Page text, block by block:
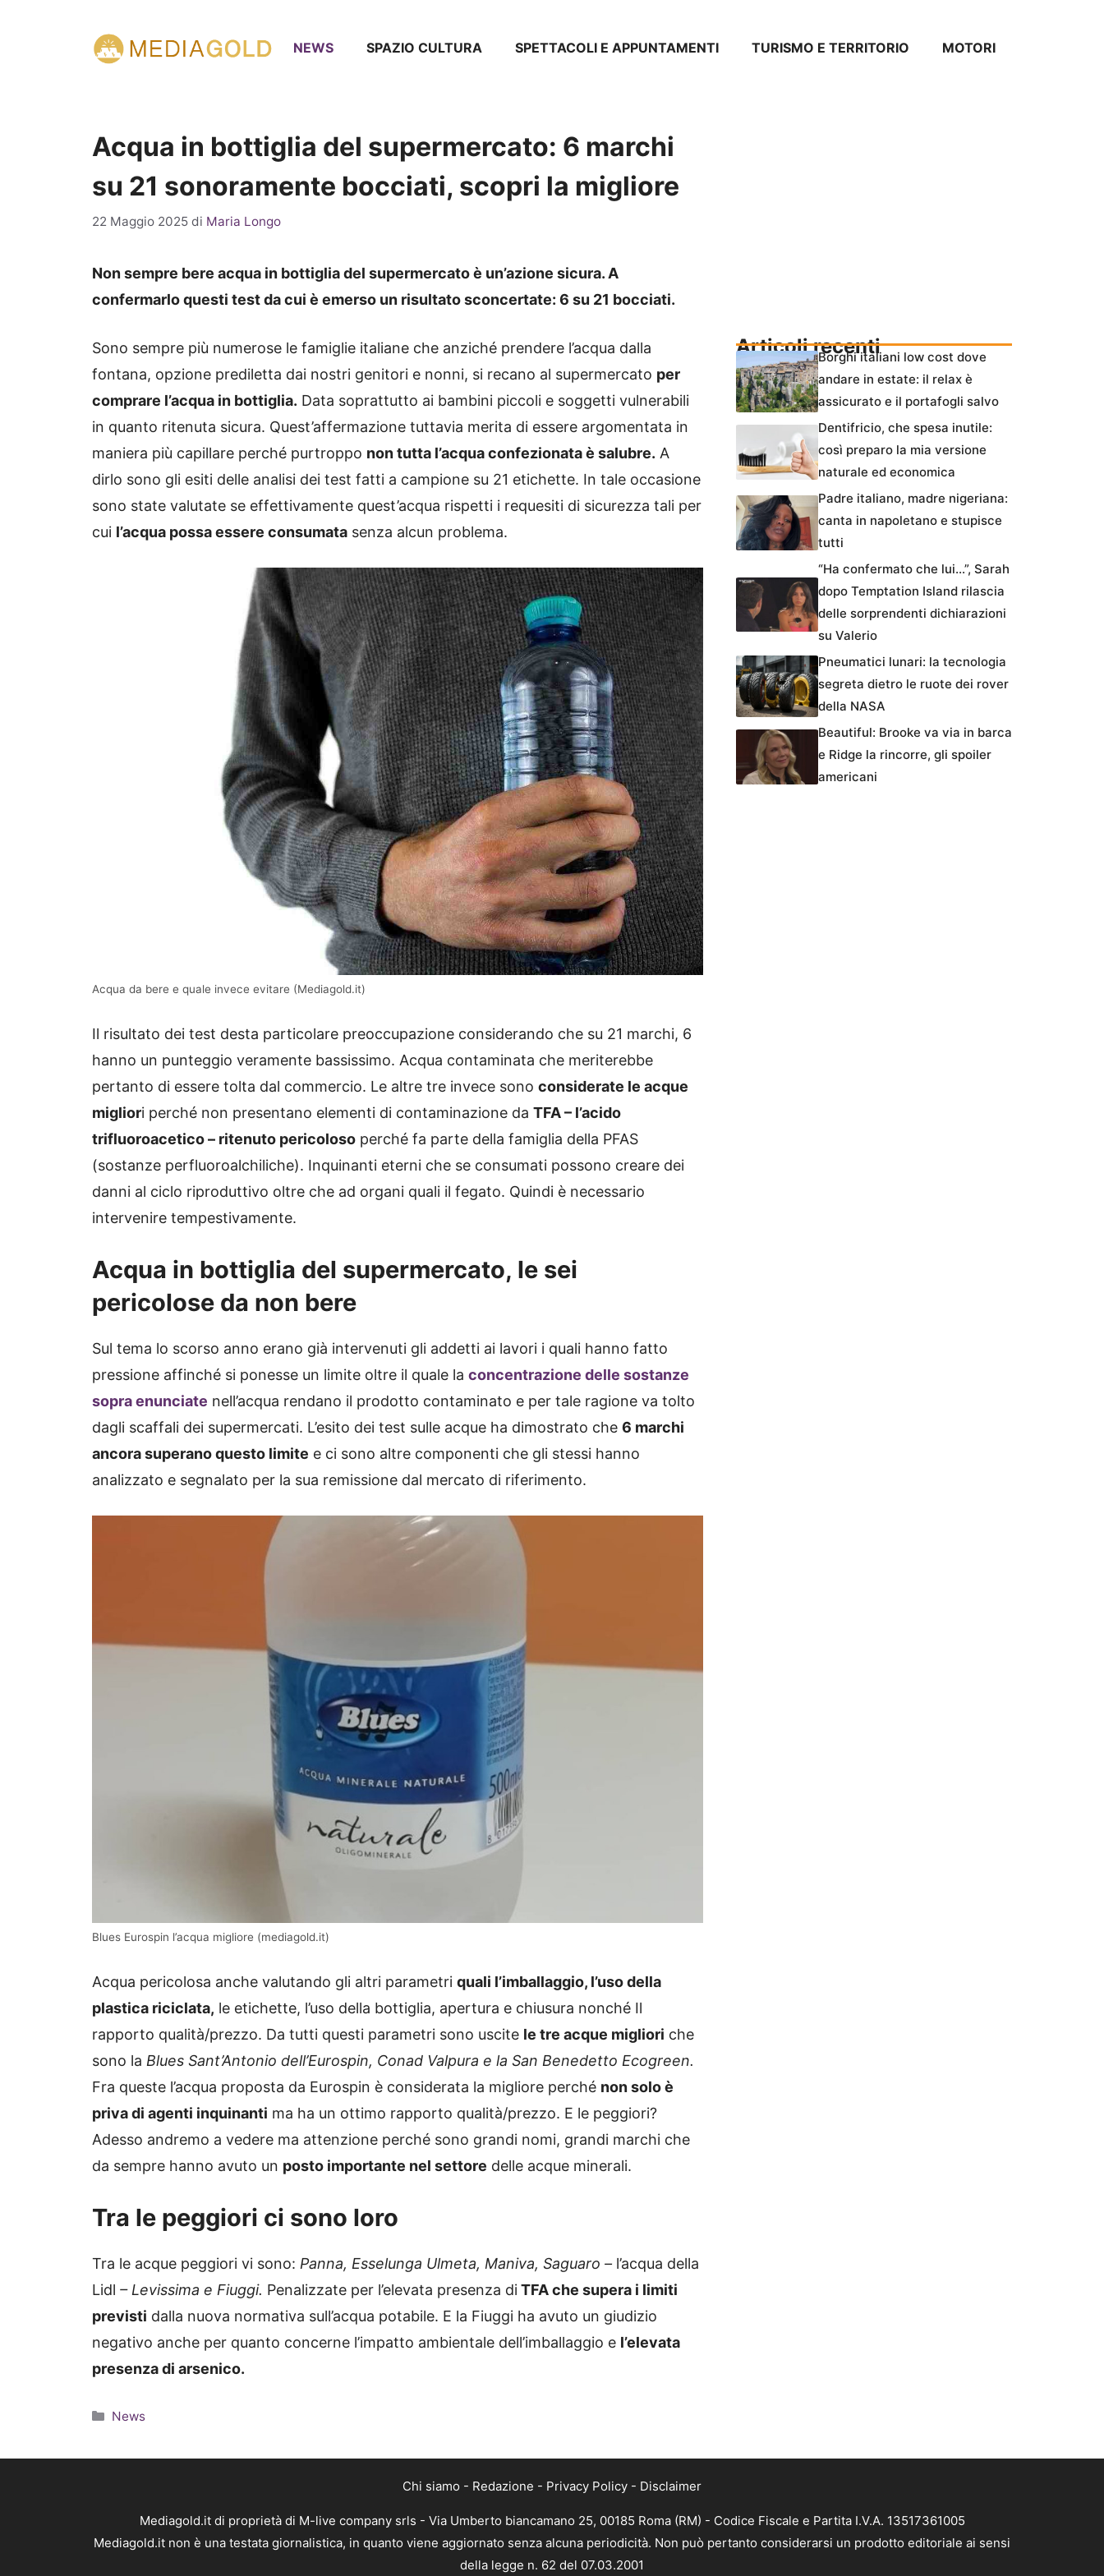
NEWS SPAZIO CULTURA SPETTACOLI E APPUNTAMENTI TURISMO E TERRITORIO MOTORI
Acqua in bottiglia del supermercato: 6 marchi
su 21 sonoramente bocciati, scopri la migliore
22 Maggio 2025 di Maria Longo
Non sempre bere acqua in bottiglia del supermercato è un’azione sicura. A
confermarlo questi test da cui è emerso un risultato sconcertate: 6 su 21 bocciati.
Sono sempre più numerose le famiglie italiane che anziché prendere l’acqua dalla
fontana, opzione prediletta dai nostri genitori e nonni, si recano al supermercato per
comprare l’acqua in bottiglia. Data soprattutto ai bambini piccoli e soggetti vulnerabili
in quanto ritenuta sicura. Quest’affermazione tuttavia merita di essere argomentata in
maniera più capillare perché purtroppo non tutta l’acqua confezionata è salubre. A
dirlo sono gli esiti delle analisi dei test fatti a campione su 21 etichette. In tale occasione
sono state valutate se effettivamente quest’acqua rispetti i requesiti di sicurezza tali per
cui l’acqua possa essere consumata senza alcun problema.
Acqua da bere e quale invece evitare (Mediagold.it)
Il risultato dei test desta particolare preoccupazione considerando che su 21 marchi, 6
hanno un punteggio veramente bassissimo. Acqua contaminata che meriterebbe
pertanto di essere tolta dal commercio. Le altre tre invece sono considerate le acque
migliori perché non presentano elementi di contaminazione da TFA – l’acido
trifluoroacetico – ritenuto pericoloso perché fa parte della famiglia della PFAS
(sostanze perfluoroalchiliche). Inquinanti eterni che se consumati possono creare dei
danni al ciclo riproduttivo oltre che ad organi quali il fegato. Quindi è necessario
intervenire tempestivamente.
Acqua in bottiglia del supermercato, le sei
pericolose da non bere
Sul tema lo scorso anno erano già intervenuti gli addetti ai lavori i quali hanno fatto
pressione affinché si ponesse un limite oltre il quale la concentrazione delle sostanze
sopra enunciate nell’acqua rendano il prodotto contaminato e per tale ragione va tolto
dagli scaffali dei supermercati. L’esito dei test sulle acque ha dimostrato che 6 marchi
ancora superano questo limite e ci sono altre componenti che gli stessi hanno
analizzato e segnalato per la sua remissione dal mercato di riferimento.
Blues Eurospin l’acqua migliore (mediagold.it)
Acqua pericolosa anche valutando gli altri parametri quali l’imballaggio, l’uso della
plastica riciclata, le etichette, l’uso della bottiglia, apertura e chiusura nonché Il
rapporto qualità/prezzo. Da tutti questi parametri sono uscite le tre acque migliori che
sono la Blues Sant’Antonio dell’Eurospin, Conad Valpura e la San Benedetto Ecogreen.
Fra queste l’acqua proposta da Eurospin è considerata la migliore perché non solo è
priva di agenti inquinanti ma ha un ottimo rapporto qualità/prezzo. E le peggiori?
Adesso andremo a vedere ma attenzione perché sono grandi nomi, grandi marchi che
da sempre hanno avuto un posto importante nel settore delle acque minerali.
Tra le peggiori ci sono loro
Tra le acque peggiori vi sono: Panna, Esselunga Ulmeta, Maniva, Saguaro – l’acqua della
Lidl – Levissima e Fiuggi. Penalizzate per l’elevata presenza diTFA che supera i limiti
previsti dalla nuova normativa sull’acqua potabile. E la Fiuggi ha avuto un giudizio
negativo anche per quanto concerne l’impatto ambientale dell’imballaggio e l’elevata
presenza di arsenico.
Categorie
News
Articoli recentiBorghi italiani low cost dove
andare in estate: il relax è
assicurato e il portafogli salvo
Dentifricio, che spesa inutile:
così preparo la mia versione
naturale ed economica
Padre italiano, madre nigeriana:
canta in napoletano e stupisce
tutti
“Ha confermato che lui…”, Sarah
dopo Temptation Island rilascia
delle sorprendenti dichiarazioni
su Valerio
Pneumatici lunari: la tecnologia
segreta dietro le ruote dei rover
della NASA
Beautiful: Brooke va via in barca
e Ridge la rincorre, gli spoiler
americani
Chi siamo - Redazione - Privacy Policy - Disclaimer
Mediagold.it di proprietà di M-live company srls - Via Umberto biancamano 25, 00185 Roma (RM) - Codice Fiscale e Partita I.V.A. 13517361005
Mediagold.it non è una testata giornalistica, in quanto viene aggiornato senza alcuna periodicità. Non può pertanto considerarsi un prodotto editoriale ai sensi
della legge n. 62 del 07.03.2001